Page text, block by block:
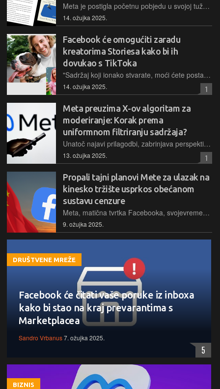
Meta je postigla početnu pobjedu u svojoj tužbi protiv Sare Wynn-Williams, bivše direktorice za politike koja je objavila memoare o svom radu u kompaniji. Arbitražni sud je presudio u korist Mete i naložio Wynn-Williams da prestane prodavati i promovirati svoju knjigu "Nemarni ljudi" koja je objavljena ovaj tjedan...
14. ožujka 2025.
Facebook će omogućiti zaradu
kreatorima Storiesa kako bi ih
dovukao s TikToka
"Sadržaj koji ionako stvarate, moći ćete postaviti na Facebook kao Story te na njemu dodatno zaraditi", poruka je iz Facebooka influencerima i ostalima koji prihode ostvaruju na TikToku
14. ožujka 2025. 1
Meta preuzima X-ov algoritam za
moderiranje: Korak prema
uniformnom filtriranju sadržaja?
Unatoč najavi prilagodbi, zabrinjava perspektiva univerzalnog "filtra" koji bi mogao ugroziti raznolikost pristupa. Zanimljivo je da megatvrtka s velikim resursima poput Mete preuzima tehnologiju od konkurencije, možda time želi taktički izbjeće odgovornost ako dođe do afera...
13. ožujka 2025. 1
Propali tajni planovi Mete za ulazak na
kinesko tržište usprkos obećanom
sustavu cenzure
Meta, matična tvrtka Facebooka, svojevremeno je razmatrala širenje na kinesko tržište kroz mjere koje su uključivale razvoj sustava za cenzuru i potencijalno dijeljenje korisničkih podataka s kineskom vladom...
9. ožujka 2025.
DRUŠTVENE MREŽE
Facebook će čitati vaše poruke iz inboxa
kako bi stao na kraj prevarantima s
Marketplacea
Sandro Vrbanus7. ožujka 2025.
5
BIZNIS